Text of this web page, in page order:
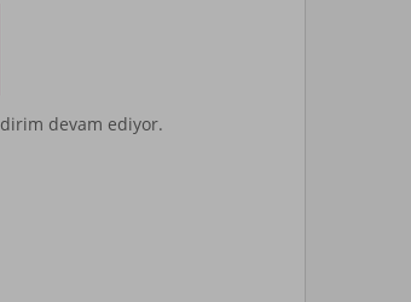
devam ediyor.